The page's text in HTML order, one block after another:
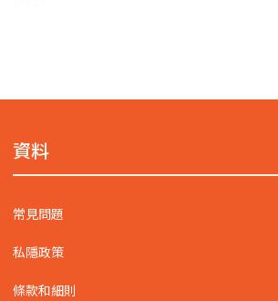
資料
常見問題
私隱政策
條款和細則